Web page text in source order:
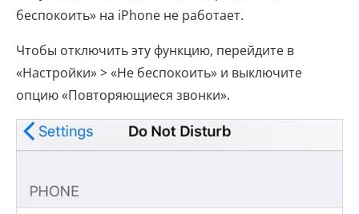
беспокоить» на iPhone не работает.
Чтобы отключить эту функцию, перейдите в
«Настройки» > «Не беспокоить» и выключите
опцию «Повторяющиеся звонки».